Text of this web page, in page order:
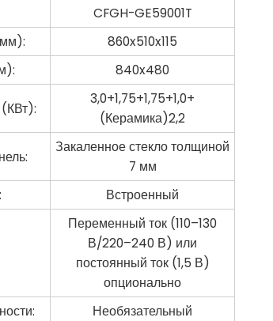
CFGH-GE59001T
860x510x115
840x480
3,0+1,75+1,75+1,0+
(Керамика)2,2
Закаленное стекло толщиной
7 мм
Встроенный
Переменный ток (110–130
В/220–240 В) или
постоянный ток (1,5 В)
опционально
Необязательный